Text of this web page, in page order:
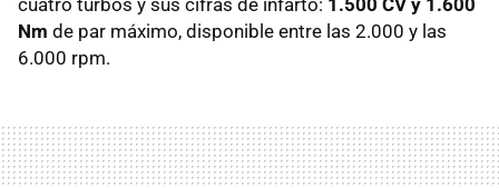
Nm de par máximo, disponible entre las 2.000 y las
6.000 rpm.